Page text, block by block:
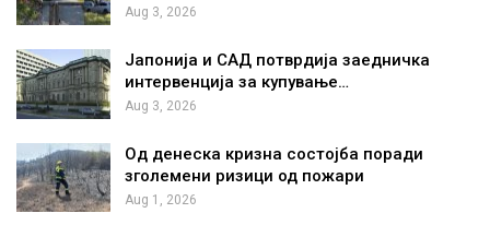
Aug 3, 2026
Јапонија и САД потврдија заедничка
интервенција за купување…
Aug 3, 2026
Од денеска кризна состојба поради
зголемени ризици од пожари
Aug 1, 2026